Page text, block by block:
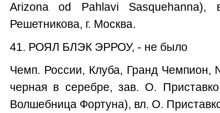
Arizona od Pahlavi
Решетникова, г. Москва.
41. РОЯЛ БЛЭК ЭРРОУ, - не было
Чемп. России, Клуба, Гранд
черная в серебре, зав. О.
Волшебница Фортуна), вл. О.